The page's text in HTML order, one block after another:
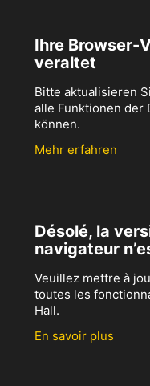
Ihre Browser-
veraltet
Bitte aktualisieren
alle Funktionen der
können.
Mehr erfahren
Désolé, la
navigateur
Veuillez mettre à
toutes les
Hall.
En savoir plus